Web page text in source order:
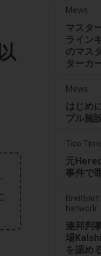
Mews
マスタ
ライン
のマス
ターカ
Mews
はじめ
ブル施
Tico
元
事件で
Breitbart
Network
連邦判
場
を認め